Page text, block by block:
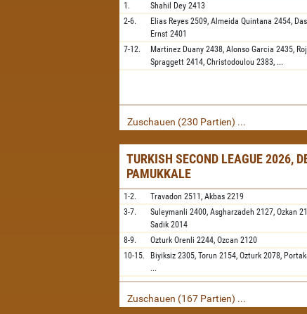
1. Shahil Dey 2413
2-6.
Elias Reyes 2509,Almeida Quintana 2454, Das
Ernst 2401
7-12. Martinez Duany 2438,Alonso Garcia 2435,
Spraggett 2414,Christodoulou 2383, ...
Zuschauen (230 Partien) ...
TURKISH SECOND LEAGUE 2026,
PAMUKKALE
1-2. Travadon 2511,Akbas 2219
3-7.
Suleymanli 2400,Asgharzadeh 2127,Ozkan
Sadik 2014
8-9. Ozturk Orenli 2244,Ozcan 2120
10-15.
Biyiksiz 2305,Torun 2154,Ozturk 2078,
...
Zuschauen (167 Partien) ...